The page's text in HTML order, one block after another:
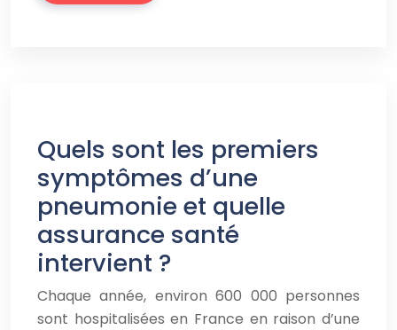
Quels sont les premiers
symptômes d’une
pneumonie et quelle
assurance santé
intervient ?
Chaque année, environ 600 000 personnes
sont hospitalisées en France en raison d’une